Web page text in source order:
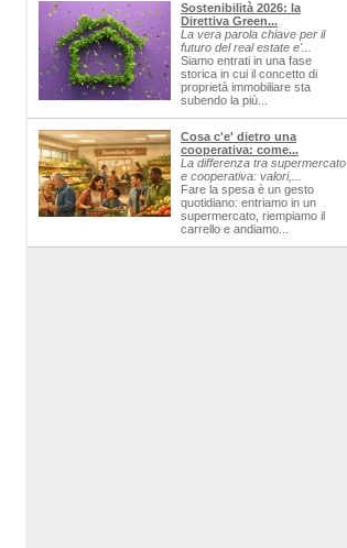
Sostenibilità 2026: la
Direttiva Green...
La vera parola chiave per il
futuro del real estate e'...
Siamo entrati in una fase
storica in cui il concetto di
proprietà immobiliare sta
subendo la più...
Cosa c'e' dietro una
cooperativa: come...
La differenza tra supermercato
e cooperativa: valori,...
Fare la spesa è un gesto
quotidiano: entriamo in un
supermercato, riempiamo il
carrello e andiamo...